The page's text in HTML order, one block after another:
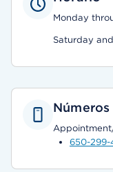
Monday
Saturday
650-299-